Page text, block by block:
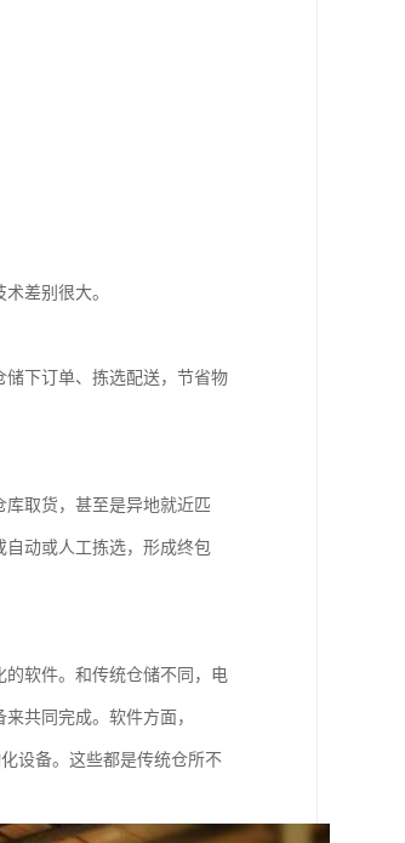
差别很大。
下订单、拣选配送，节省物
取货，甚至是异地就近匹
自动或人工拣选，形成终包
软件。和传统仓储不同，电
共同完成。软件方面，
设备。这些都是传统仓所不